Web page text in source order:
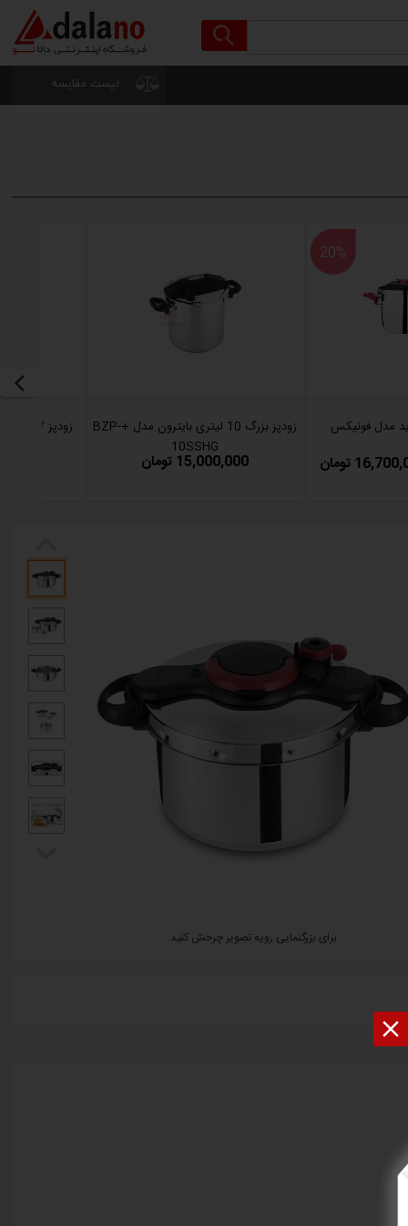
لیست مقایسه
20%
تومان
زودپز بزرگ 10 لیتری بایترون مدل +BZP-
10SSHG
15,000,000 تومان
برای بزرگنمایی رویه تصویر چرخش کنید
